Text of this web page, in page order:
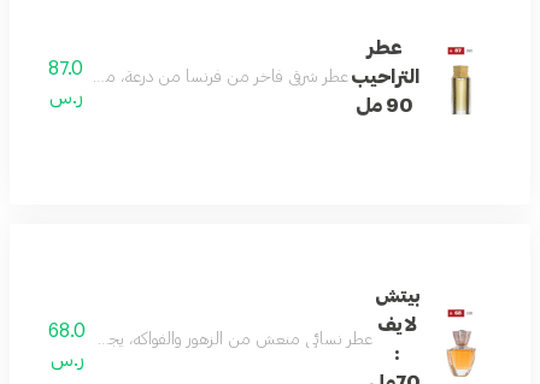
عطر
التراحيب
90 مل
عطر شرقي فاخر من فرنسا من درعة، مثالي للرجال: يتميز
87.0
ر.س
بيتش
لايف
:
عطر نسائي منعش من الزهور والفواكه، يجمع بين الليمون، الزنجبيل،
68.0
ر.س